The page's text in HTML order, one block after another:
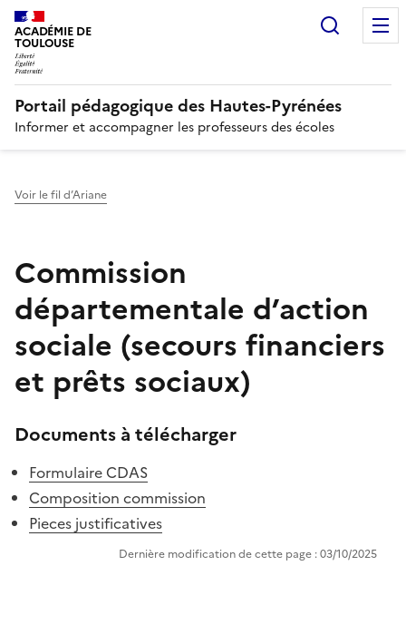
ACADÉMIE DE
TOULOUSE
Portail pédagogique des Hautes-Pyrénées
Informer et accompagner les professeurs des écoles
Voir le fil d’Ariane
Commission
départementale d’action
sociale (secours financiers
et prêts sociaux)
Documents à télécharger
Formulaire CDAS
Composition commission
Pieces justificatives
Dernière modification de cette page : 03/10/2025